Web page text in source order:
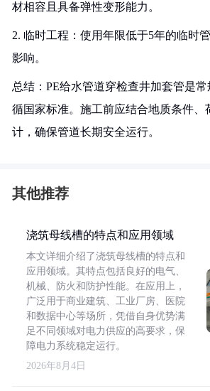
材相容且具备弹性变形能力。
2. 临时工程：使用年限低于5年的临时
影响。
总结：PE给水管道穿检查井加套管是
循国家标准。施工前应结合地质条件、
计，确保管道长期安全运行。
其他推荐
浇筑母线槽的特点和应用领域
本文详细介绍了浇筑母线槽的特点和
应用领域。其特点包括良好的电气、
机械、防火和防护性能。在应用上，
广泛用于商业建筑、工业厂房、医院
和数据中心等场所，凭借自身优势满
足不同领域对电力供应的高要求，保
障电力系统稳定运行。
2026年8月4日